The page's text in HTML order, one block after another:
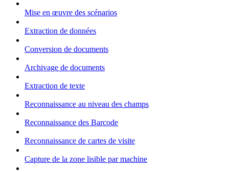
Mise en œuvre des scénarios
Extraction de données
Conversion de documents
Archivage de documents
Extraction de texte
Reconnaissance au niveau des champs
Reconnaissance des Barcode
Reconnaissance de cartes de visite
Capture de la zone lisible par machine